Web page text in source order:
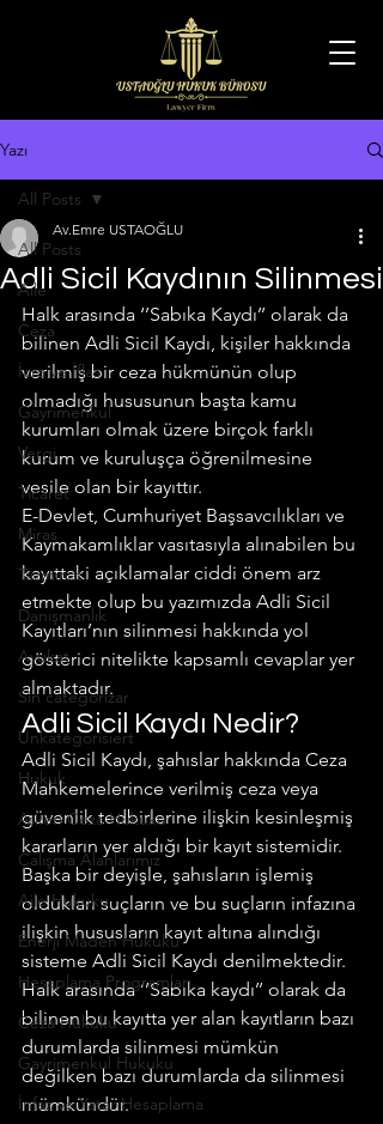
Yazı
All Posts
Aile
Ceza
İcra ve İflas
Gayrimenkul
Vergi
Ticaret
Miras
Tazminat
Danışmanlık
Avukat
Sin categorizar
Unkategorisiert
Hukuk
Askeri Ceza Hukuku
Çalışma Alanlarımız
Aile Hukuku
Enerji Maden Hukuku
Hesaplama Programları
Ceza Hukuku
Gayrimenkul Hukuku
İnfaz ve Yatar Hesaplama
All Posts
Adli Sicil Kaydının Silinmesi
Av.Emre USTAOĞLU
Halk arasında ‘’Sabıka Kaydı’’ olarak da
bilinen Adli Sicil Kaydı, kişiler hakkında
verilmiş bir ceza hükmünün olup
olmadığı hususunun başta kamu
kurumları olmak üzere birçok farklı
kurum ve kuruluşça öğrenilmesine
vesile olan bir kayıttır.
E-Devlet, Cumhuriyet Başsavcılıkları ve
Kaymakamlıklar vasıtasıyla alınabilen bu
kayıttaki açıklamalar ciddi önem arz
etmekte olup bu yazımızda Adli Sicil
Kayıtları’nın silinmesi hakkında yol
gösterici nitelikte kapsamlı cevaplar yer
almaktadır.
Adli Sicil Kaydı Nedir?
Adli Sicil Kaydı, şahıslar hakkında Ceza
Mahkemelerince verilmiş ceza veya
güvenlik tedbirlerine ilişkin kesinleşmiş
kararların yer aldığı bir kayıt sistemidir.
Başka bir deyişle, şahısların işlemiş
oldukları suçların ve bu suçların infazına
ilişkin hususların kayıt altına alındığı
sisteme Adli Sicil Kaydı denilmektedir.
Halk arasında ‘’Sabıka kaydı’’ olarak da
bilinen bu kayıtta yer alan kayıtların bazı
durumlarda silinmesi mümkün
değilken bazı durumlarda da silinmesi
mümkündür.